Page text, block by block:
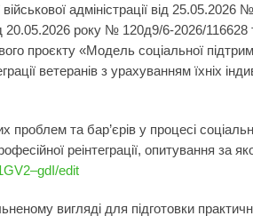
адміністрації від
20.05.2026 року № 120д9/6-2026/
«Модель соціальної
ветеранів з урахуванням їхніх
та бар’єрів у процесі
реінтеграції, опитування за
edit
вигляді для підготовки